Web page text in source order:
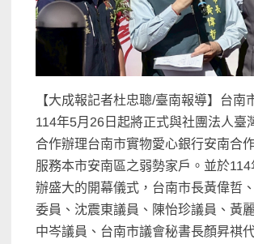
【大成報記者杜忠聰/臺南報導】台南
114年5月26日起將正式與社團法人臺
合作辦理台南市實物愛心銀行安南合
服務本市安南區之弱勢家戶。並於
辦盛大的開幕儀式，台南市長黃偉哲
委員、沈震東議員、陳怡珍議員、黃
中岑議員、台南市議會秘書長顏昇褀